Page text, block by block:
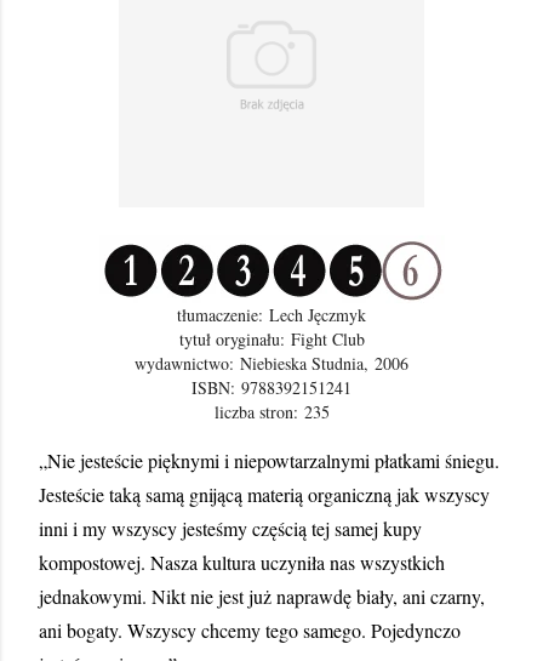
tłumaczenie: Lech Jęczmyk
tytuł oryginału: Fight Club
wydawnictwo: Niebieska Studnia, 2006
ISBN: 9788392151241
liczba stron: 235
„Nie jesteście pięknymi i niepowtarzalnymi płatkami śniegu.
Jesteście taką samą gnijącą materią organiczną jak wszyscy
inni i my wszyscy jesteśmy częścią tej samej kupy
kompostowej. Nasza kultura uczyniła nas wszystkich
jednakowymi. Nikt nie jest już naprawdę biały, ani czarny,
ani bogaty. Wszyscy chcemy tego samego. Pojedynczo